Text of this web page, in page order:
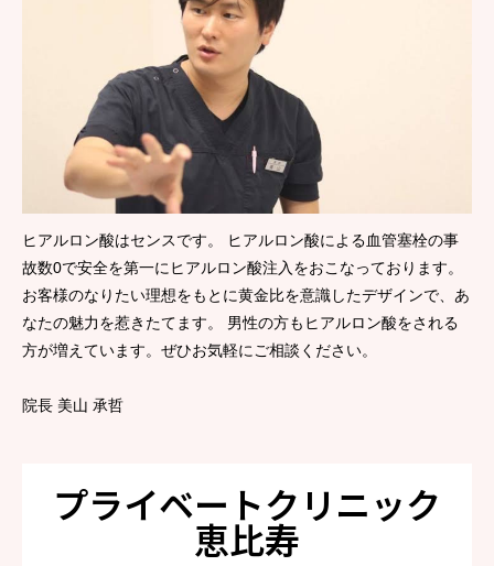
ヒアルロン酸はセンスです。 ヒアルロン酸による血管塞栓の事
故数0で安全を第一にヒアルロン酸注入をおこなっております。
お客様のなりたい理想をもとに黄金比を意識したデザインで、あ
なたの魅力を惹きたてます。 男性の方もヒアルロン酸をされる
方が増えています。ぜひお気軽にご相談ください。
院長 美山 承哲
プライベートクリニック
恵比寿